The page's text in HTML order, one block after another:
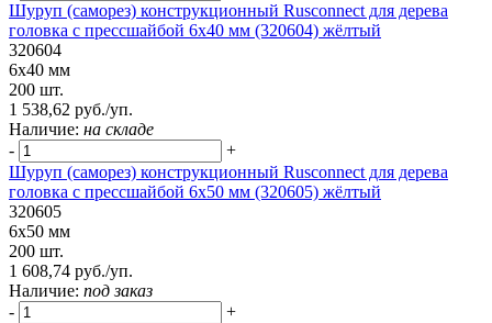
Шуруп (саморез) конструкционный Rusconnect для дерева
головка с прессшайбой 6х40 мм (320604) жёлтый
320604
6х40 мм
200 шт.
1 538,62 руб./уп.
Наличие: на складе
-
+
Шуруп (саморез) конструкционный Rusconnect для дерева
головка с прессшайбой 6х50 мм (320605) жёлтый
320605
6х50 мм
200 шт.
1 608,74 руб./уп.
Наличие: под заказ
-
+